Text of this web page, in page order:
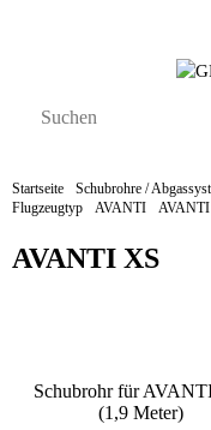
Startseite Schubrohre /
Flugzeugtyp
AVANTI
AVANTI XS
Schubrohr für
(1,9 Meter)